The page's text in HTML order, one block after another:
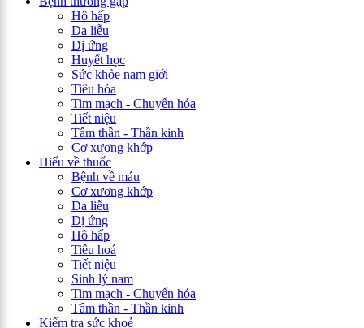
Hô hấp
Da liễu
Dị ứng
Huyết học
Sức khỏe nam giới
Tiêu hóa
Tim mạch - Chuyển hóa
Tiết niệu
Tâm thần - Thần kinh
Cơ xương khớp
Hiểu về thuốc
Bệnh về máu
Cơ xương khớp
Da liễu
Dị ứng
Hô hấp
Tiêu hoá
Tiết niệu
Sinh lý nam
Tim mạch - Chuyển hóa
Tâm thần - Thần kinh
Kiểm tra sức khoẻ